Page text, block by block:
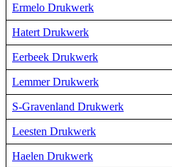
Ermelo Drukwerk
Hatert Drukwerk
Eerbeek Drukwerk
Lemmer Drukwerk
S-Gravenland Drukwerk
Leesten Drukwerk
Haelen Drukwerk